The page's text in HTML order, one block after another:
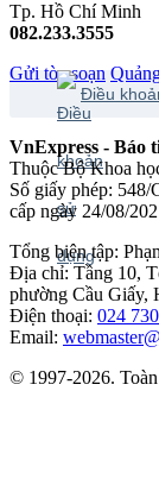
Tp. Hồ Chí Minh
082.233.3555
Gửi tòa soạn
Điều
VnExpress - Báo
Thuộc Bộ Khoa
Số giấy phép:
cấp ngày 24/08/
Tổng biên tập:
Địa chỉ: Tầng 10,
phường Cầu Giấy,
Điện thoại: 024
Email:
© 1997-2026.